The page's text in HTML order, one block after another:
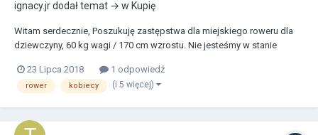
ignacy.jrdodał temat → w Kupię
Witam serdecznie, Poszukuję zastępstwa dla miejskiego roweru dla
dziewczyny, 60 kg wagi / 170 cm wzrostu. Nie jesteśmy w stanie
na każdej nierówności. Poszukuję zatem rady, pomysłu czy też linka
do roweru dla niej. Jesteśm...
23 Lipca 2018 1 odpowiedź
rower kobiecy (i 5 więcej)